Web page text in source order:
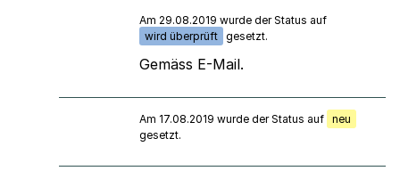
Am 29.08.2019 wurde der Status auf
wird überprüft gesetzt.
Gemäss E-Mail.
Am 17.08.2019 wurde der Status auf neu
gesetzt.